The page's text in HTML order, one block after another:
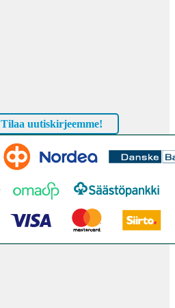
Tilaa uutiskirjeemme!